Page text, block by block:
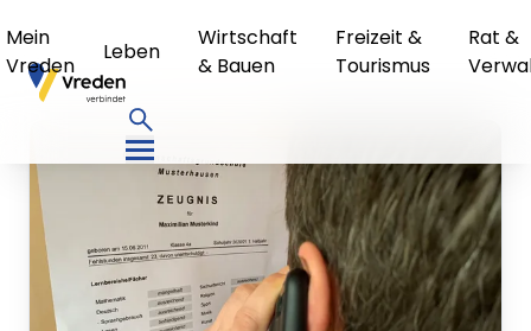
Mein
Vreden
Leben
Wirtschaft
& Bauen
Freizeit &
Tourismus
Rat &